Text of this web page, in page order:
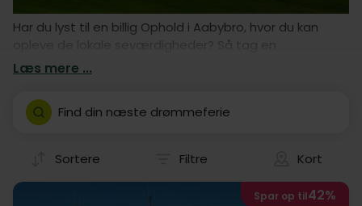
Har du lyst til en billig Ophold i Aabybro, hvor du kan
opleve de lokale seværdigheder? Så tag en
overnatning på et af vores mange hoteller! Vores
Aabybro.
Læs mere ...
Find din næste drømmeferie
Sortere Filtre Kort
Spar op til42%